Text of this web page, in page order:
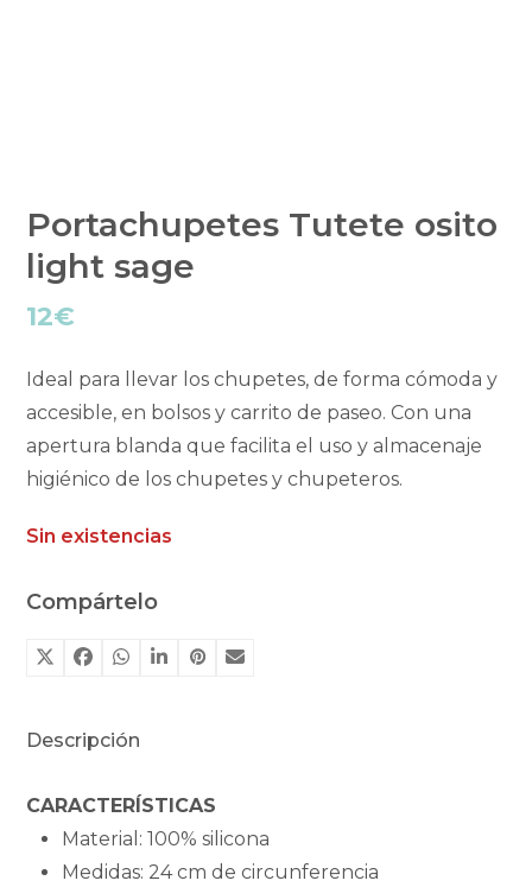
Portachupetes Tutete osito
light sage
12€
Ideal para llevar los chupetes, de forma cómoda y
accesible, en bolsos y carrito de paseo. Con una
apertura blanda que facilita el uso y almacenaje
higiénico de los chupetes y chupeteros.
Sin existencias
Compártelo
Descripción
CARACTERÍSTICAS
Material: 100% silicona
Medidas: 24 cm de circunferencia